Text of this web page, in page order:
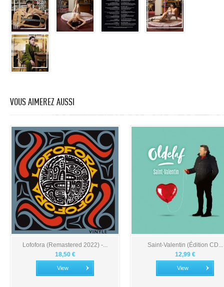
VOUS AIMEREZ AUSSI
Lofofora (Remastered 2022) -...
18,50 €
View
Saint-Valentin (Édition CD...
12,99 €
View